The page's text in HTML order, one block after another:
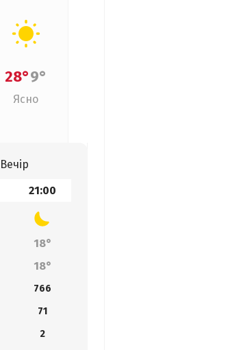
28°9°
Ясно
Вечір
21:00
18°
18°
766
71
2